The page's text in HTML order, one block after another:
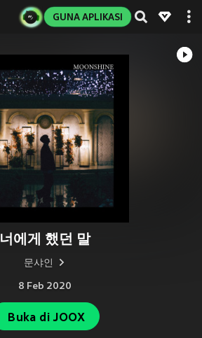
GUNA APLIKASI
너에게 했던 말
문샤인
8 Feb 2020
Buka di JOOX